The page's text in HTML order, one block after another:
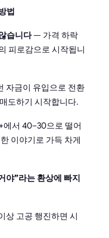
법
습니다— 가격 하락
피로감으로 시작됩니
자금이 유입으로 전환
도하기 시작합니다.
에서 40–30으로 떨어
이야기로 가득 차게
야”라는 환상에 빠지
상 고공 행진하면 시